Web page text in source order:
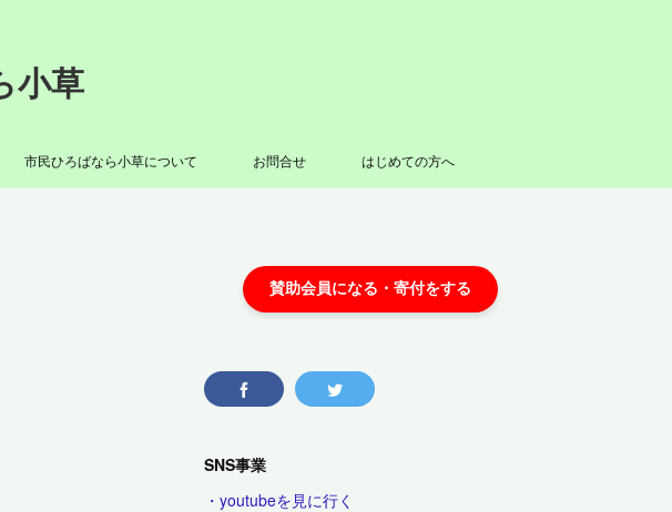
小草
市民ひろばなら小草について お問合せ はじめての方へ
SNS事業
・youtubeを見に行く